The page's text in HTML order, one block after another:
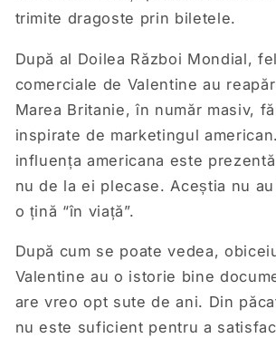
trimite dragoste prin biletele.
După al Doilea Război Mondial,
comerciale de Valentine au
Marea Britanie, în număr masiv,
inspirate de marketingul
influența americana este
nu de la ei plecase. Aceștia nu
o țină “în viață”.
După cum se poate vedea,
Valentine au o istorie bine
are vreo opt sute de ani. Din
nu este suficient pentru a